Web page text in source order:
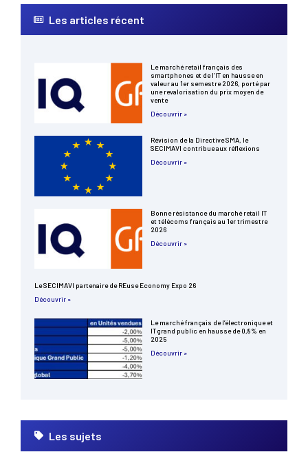
Les articles récent
Le marché retail français des
smartphones et de l’IT en hausse en
valeur au 1er semestre 2026, porté par
une revalorisation du prix moyen de
vente
Découvrir »
Révision de la Directive SMA, le
SECIMAVI contribue aux réflexions
Découvrir »
Bonne résistance du marché retail IT
et télécoms français au 1er trimestre
2026
Découvrir »
Le SECIMAVI partenaire de REuse Economy Expo 26
Découvrir »
Le marché français de l’électronique et
IT grand public en hausse de 0,8% en
2025
Découvrir »
Les sujets